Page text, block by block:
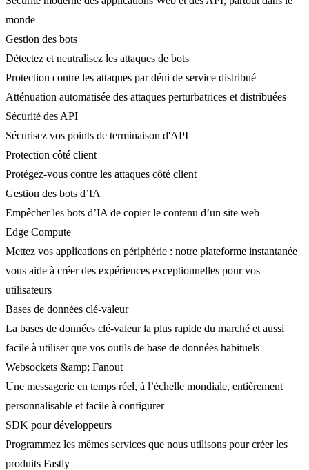
monde
Gestion des bots
Détectez et neutralisez les attaques de bots
Protection contre les attaques par déni de service distribué
Atténuation automatisée des attaques perturbatrices et distribuées
Sécurité des API
Sécurisez vos points de terminaison d'API
Protection côté client
Protégez-vous contre les attaques côté client
Gestion des bots d’IA
Empêcher les bots d’IA de copier le contenu d’un site web
Edge Compute
Mettez vos applications en périphérie : notre plateforme instantanée
vous aide à créer des expériences exceptionnelles pour vos
utilisateurs
Bases de données clé-valeur
La bases de données clé-valeur la plus rapide du marché et aussi
facile à utiliser que vos outils de base de données habituels
Websockets &amp; Fanout
Une messagerie en temps réel, à l’échelle mondiale, entièrement
personnalisable et facile à configurer
SDK pour développeurs
Programmez les mêmes services que nous utilisons pour créer les
produits Fastly